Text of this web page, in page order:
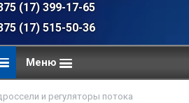
(17) 399-17-65
(17) 515-50-36
Меню
и регуляторы потока